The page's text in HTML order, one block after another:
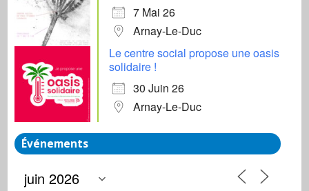
7 Mai 26
Arnay-Le-Duc
Le centre social propose une oasis
solidaire !
30 Juin 26
Arnay-Le-Duc
Événements